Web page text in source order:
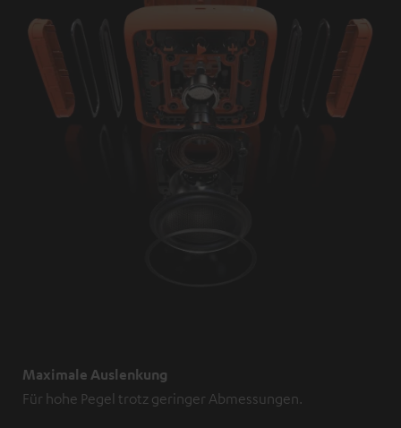
Maximale Auslenkung
Für hohe Pegel trotz geringer Abmessungen.